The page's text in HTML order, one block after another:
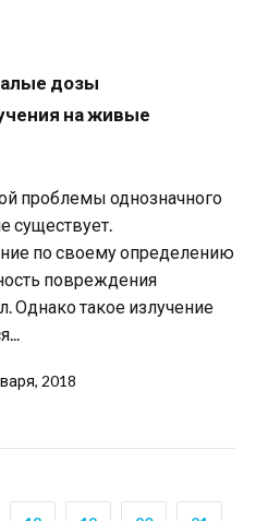
дозы
на живые
проблемы однозначного
существует.
по своему определению
повреждения
Однако такое излучение
2018